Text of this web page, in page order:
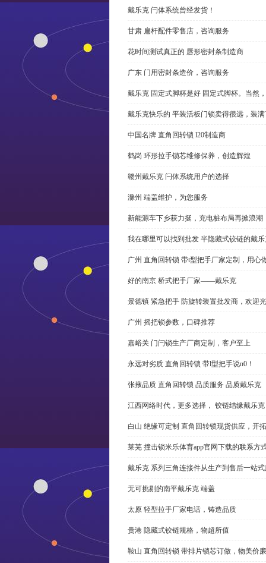
戴乐克 闩体系统曾经发货！
甘肃 扁杆配件零售店，咨询服务
花时间测试真正的 唇形密封条制造商
广东 门用密封条造价，咨询服务
戴乐克 固定式脚杯是好 固定式脚杯。当然
戴乐克快乐的 平装活板门锁卖得很远，装
中国名牌 直角回转锁 l20制造商
鹤岗 环形拉手锁芯维修保养，创造辉煌
赣州戴乐克 闩体系统用户的选择
滁州 端盖维护，为您服务
新能源车下乡获力挺，充电桩布局再掀浪潮
我在哪里可以找到批发 半隐藏式铰链的戴
广州 直角回转锁 带t型把手厂家定制，用心
好的南京 桥式把手厂家——戴乐克
景德镇 紧急把手 防旋转装置批发商，欢迎
广州 摇把锁参数，口碑推荐
嘉峪关 门闩锁生产厂商定制，客户至上
永远对劣质 直角回转锁 带l型把手说n0！
张掖品质 直角回转锁 品质服务 品质戴乐克
江西网络时代，更多选择， 铰链结缘戴乐克
白山 绝缘可定制 直角回转锁现货供应，开
莱芜 撞击锁米乐体育app官网下载的联系方
戴乐克 系列三角连接件从生产到售后一站
无可挑剔的南平戴乐克 端盖
太原 轻型拉手厂家电话，铸造品质
贵港 隐藏式铰链规格，物超所值
鞍山 直角回转锁 带排片锁芯订做，物美价廉